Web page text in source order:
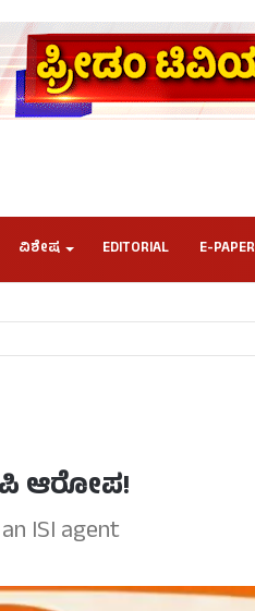
ವಿಶೇಷ EDITORIAL E-PAPER
ಆರೋಪ!
ISI agent